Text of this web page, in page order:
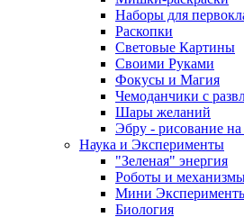
Наборы для
Раскопки
Световые Картины
Своими Руками
Фокусы и Магия
Чемоданчики с
Шары желаний
Эбру - рисование на
Наука и Эксперименты
"Зеленая" энергия
Роботы и
Мини
Биология